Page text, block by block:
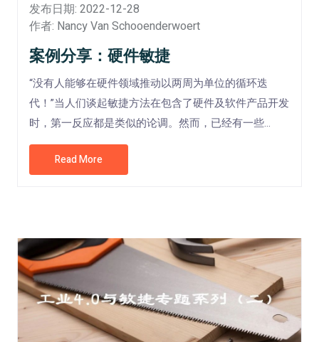
发布日期: 2022-12-28
作者: Nancy Van Schooenderwoert
案例分享：硬件敏捷
“没有人能够在硬件领域推动以两周为单位的循环迭
代！”当人们谈起敏捷方法在包含了硬件及软件产品开发
时，第一反应都是类似的论调。然而，已经有一些...
Read More